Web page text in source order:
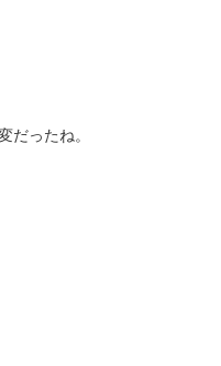
だったね。